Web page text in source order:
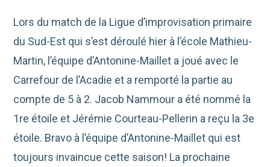
Lors du match de la Ligue d’improvisation primaire
du Sud-Est qui s’est déroulé hier à l’école Mathieu-
Martin, l’équipe d’Antonine-Maillet a joué avec le
Carrefour de l’Acadie et a remporté la partie au
compte de 5 à 2. Jacob Nammour a été nommé la
1re étoile et Jérémie Courteau-Pellerin a reçu la 3e
étoile. Bravo à l’équipe d’Antonine-Maillet qui est
toujours invaincue cette saison! La prochaine